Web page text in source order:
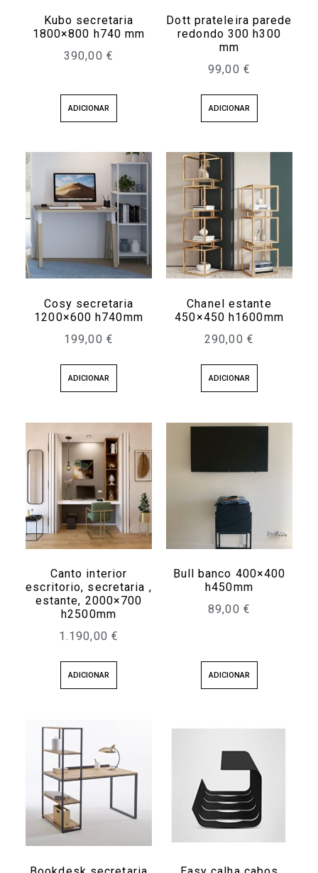
Kubo secretaria
1800×800 h740 mm
390,00 €
ADICIONAR
Dott prateleira parede
redondo 300 h300
mm
99,00 €
ADICIONAR
Cosy secretaria
1200×600 h740mm
199,00 €
ADICIONAR
Chanel estante
450×450 h1600mm
290,00 €
ADICIONAR
Canto interior
escritorio, secretaria ,
estante, 2000×700
h2500mm
1.190,00 €
ADICIONAR
Bull banco 400×400
h450mm
89,00 €
ADICIONAR